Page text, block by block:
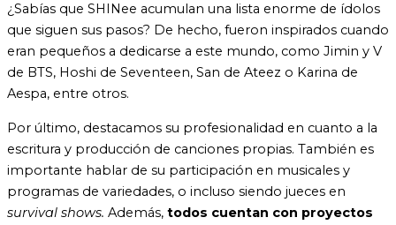
¿Sabías que SHINee acumulan una lista enorme de ídolos
que siguen sus pasos? De hecho, fueron inspirados cuando
eran pequeños a dedicarse a este mundo, como Jimin y V
de BTS, Hoshi de Seventeen, San de Ateez o Karina de
Aespa, entre otros.
Por último, destacamos su profesionalidad en cuanto a la
escritura y producción de canciones propias. También es
importante hablar de su participación en musicales y
programas de variedades, o incluso siendo jueces en
survival shows. Además, todos cuentan con proyectos